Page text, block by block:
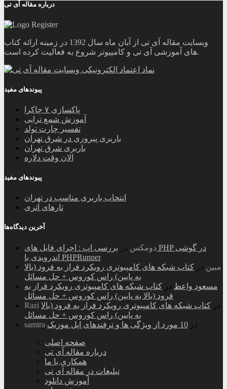
درباره مقاله آی تی
وبسایت مقاله آی تی از آبان ماه سال 1392 در زمینه ارائه کتاب
های آموزشی آی تی و کامپیوتر شروع به فعالیت کرده است.
پیوندهای مفید
پاکسازی ۷ چاکرا
آموزش شمع تراپی
تفسیر چارت تولد
باربری پیروزی در شرق تهران
باربری شرق تهران
الان وقت دلاره
پیوندهای مفید
انتخاب باربری مناسب در تهران
تارهای اتری
آخرین دیدگاه‌ها
دومکس در بررسی اپ : اجرای فایل های PHP در گوشی
اندرویدی با PHPRunner
مبین در کتاب شبکه های کامپیوتری رویکرد فراز به فرود (بالا
به پایین) راس کوروس + حل مسائل
مسعود واعظ در کتاب شبکه های کامپیوتری رویکرد فراز به
فرود (بالا به پایین) راس کوروس + حل مسائل
Razi
در کتاب شبکه های کامپیوتری رویکرد فراز به فرود (بالا
به پایین) راس کوروس + حل مسائل
samira
در 10 مورد از ویژگی ها و ترفندهای اپل موزیک
صفحه اصلی
درباره مقاله آی تی
همکاری با ما
تبلیغات در مقاله آی تی
آموزش دانلود